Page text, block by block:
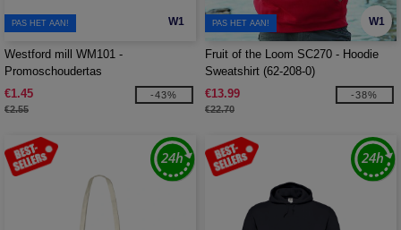
W1
PAS HET AAN!
Westford mill WM101 -
Promoschoudertas
€1.45
€2.55
-43%
W1
PAS HET AAN!
Fruit of the Loom SC270 - Hoodie
Sweatshirt (62-208-0)
€13.99
€22.70
-38%